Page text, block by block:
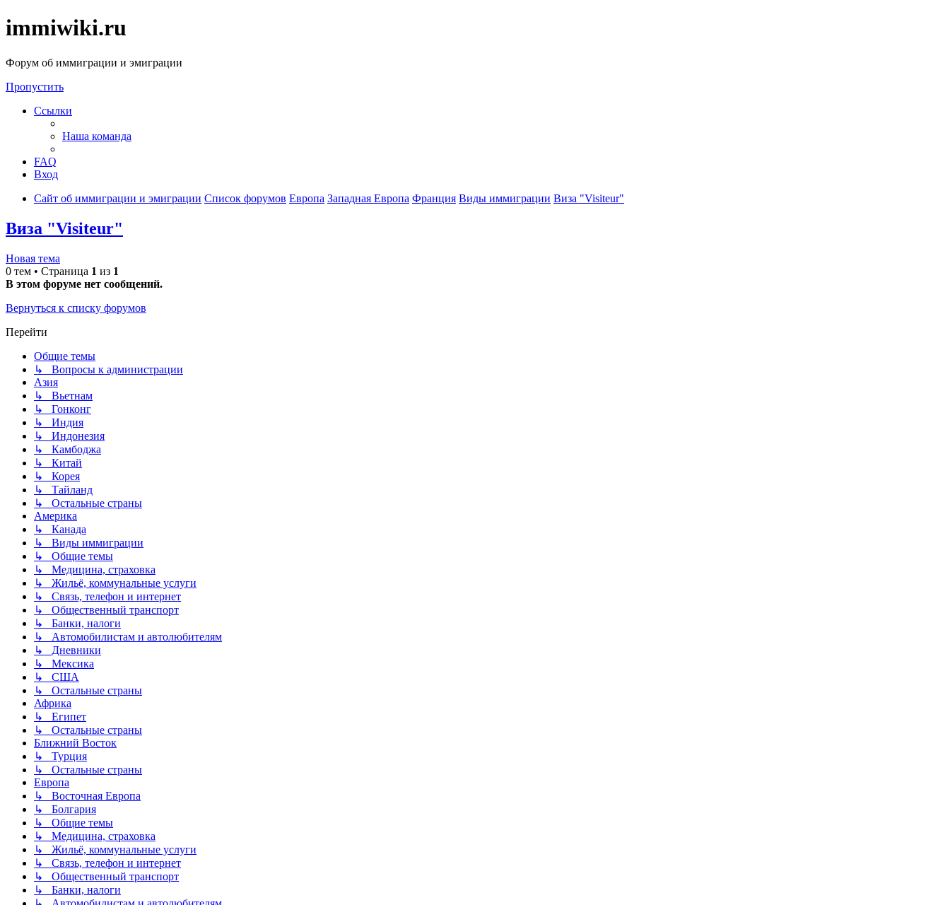
immiwiki.ru
Форум об иммиграции и эмиграции
Пропустить
Ссылки
Наша команда
FAQ
Вход
Сайт об иммиграции и эмиграции Список форумов Европа Западная Европа Франция Виды иммиграции Виза "Visiteur"
Виза "Visiteur"
Новая тема
0 тем • Страница 1 из 1
В этом форуме нет сообщений.
Вернуться к списку форумов
Перейти
Общие темы
↳ Вопросы к администрации
Азия
↳ Вьетнам
↳ Гонконг
↳ Индия
↳ Индонезия
↳ Камбоджа
↳ Китай
↳ Корея
↳ Тайланд
↳ Остальные страны
Америка
↳ Канада
↳ Виды иммиграции
↳ Общие темы
↳ Медицина, страховка
↳ Жильё, коммунальные услуги
↳ Связь, телефон и интернет
↳ Общественный транспорт
↳ Банки, налоги
↳ Автомобилистам и автолюбителям
↳ Дневники
↳ Мексика
↳ США
↳ Остальные страны
Африка
↳ Египет
↳ Остальные страны
Ближний Восток
↳ Турция
↳ Остальные страны
Европа
↳ Восточная Европа
↳ Болгария
↳ Общие темы
↳ Медицина, страховка
↳ Жильё, коммунальные услуги
↳ Связь, телефон и интернет
↳ Общественный транспорт
↳ Банки, налоги